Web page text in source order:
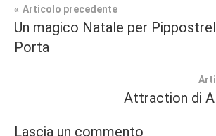
Tag
#blog
#consigliodilettura
In
secondo
Sport
Navigazione
articoli
Articolo precedente
Un magico Natale per
Porta
Attraction di
Lascia un commento